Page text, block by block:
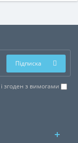
і згоден з вимогами
Підписка